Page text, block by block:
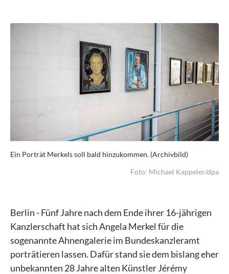
Ein Porträt Merkels soll bald hinzukommen. (Archivbild)
Foto: Michael Kappeler/dpa
Berlin - Fünf Jahre nach dem Ende ihrer 16-jährigen
Kanzlerschaft hat sich Angela Merkel für die
sogenannte Ahnengalerie im Bundeskanzleramt
porträtieren lassen. Dafür stand sie dem bislang eher
unbekannten 28 Jahre alten Künstler Jérémy